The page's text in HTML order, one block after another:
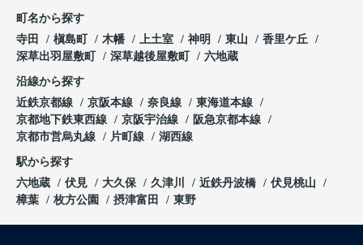
町名から探す
寺田
槇島町 木幡 上土室 神明 東山
香里ケ丘
深草出羽屋敷町
深草越後屋敷町 六地蔵
沿線から探す
近鉄京都線
京阪本線 奈良線
東海道本線
京都地下鉄東西線
京阪宇治線
阪急京都本線
京都市営烏丸線
片町線 湖西線
駅から探す
六地蔵
伏見 大久保 久津川 近鉄丹波橋
伏見桃山
樟葉
枚方公園 摂津富田 東野